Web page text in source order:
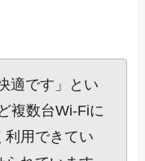
適です」とい
複数台Wi-Fiに
利用できてい